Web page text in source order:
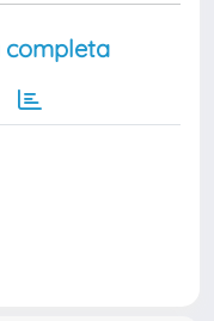
completa